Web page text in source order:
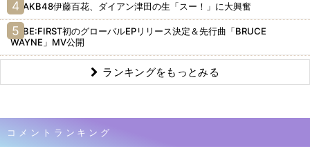
AKB48伊藤百花、ダイアン津田の生「スー！」に大興奮
BE:FIRST初のグローバルEPリリース決定＆先行曲「BRUCE
WAYNE」MV公開
ランキングをもっとみる
コメントランキング